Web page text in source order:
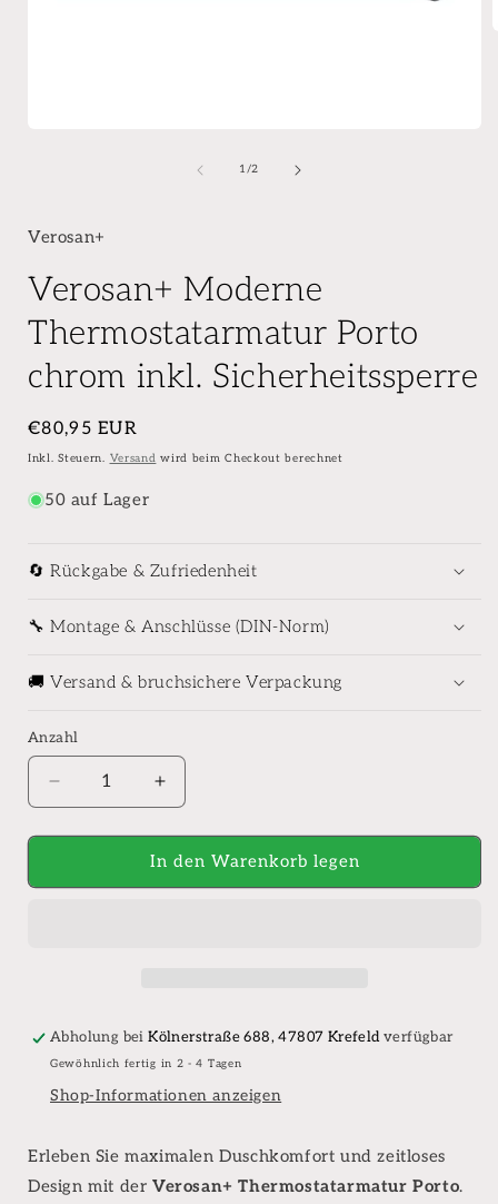
1/von
2
Verosan+
Verosan+ Moderne
Thermostatarmatur Porto
chrom inkl. Sicherheitssperre
Normaler
Preis
€80,95 EUR
Inkl. Steuern. Versand wird beim Checkout berechnet
50 auf Lager
🔄 Rückgabe & Zufriedenheit
🔧 Montage & Anschlüsse (DIN-Norm)
🚚 Versand & bruchsichere Verpackung
Anzahl
Anzahl
Verringere
die
Menge
Verosan+
Erhöhe
die
Menge
für
Verosan+
In den Warenkorb legen
Abholung beiKölnerstraße 688, 47807 Krefeldverfügbar
Gewöhnlich fertig in 2 - 4 Tagen
Shop-Informationen anzeigen
Erleben Sie maximalen Duschkomfort und zeitloses
Design mit der Verosan+ Thermostatarmatur Porto.